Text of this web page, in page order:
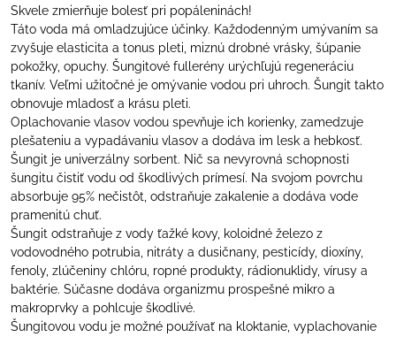
Skvele zmierňuje bolesť pri popáleninách!
Táto voda má omladzujúce účinky. Každodenným umývaním sa
zvyšuje elasticita a tonus pleti, miznú drobné vrásky, šúpanie
pokožky, opuchy. Šungitové fullerény urýchľujú regeneráciu
tkanív. Veľmi užitočné je omývanie vodou pri uhroch. Šungit takto
obnovuje mladosť a krásu pleti.
Oplachovanie vlasov vodou spevňuje ich korienky, zamedzuje
plešateniu a vypadávaniu vlasov a dodáva im lesk a hebkosť.
Šungit je univerzálny sorbent. Nič sa nevyrovná schopnosti
šungitu čistiť vodu od škodlivých prímesí. Na svojom povrchu
absorbuje 95% nečistôt, odstraňuje zakalenie a dodáva vode
pramenitú chuť.
Šungit odstraňuje z vody ťažké kovy, koloidné železo z
vodovodného potrubia, nitráty a dusičnany, pesticídy, dioxíny,
fenoly, zlúčeniny chlóru, ropné produkty, rádionuklidy, vírusy a
baktérie. Súčasne dodáva organizmu prospešné mikro a
makroprvky a pohlcuje škodlivé.
Šungitovou vodu je možné používať na kloktanie, vyplachovanie